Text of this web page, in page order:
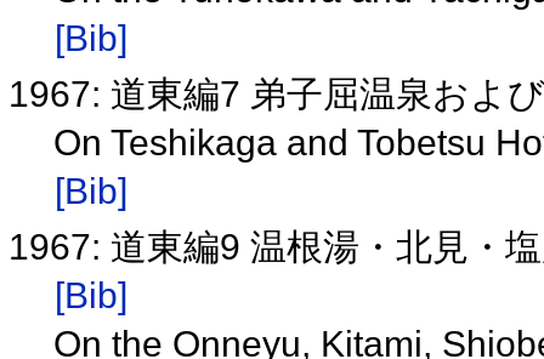
[Bib]
1967: 道東編7 弟子屈温泉およ
On Teshikaga and Tobetsu
[Bib]
1967: 道東編9 温根湯・北見・
[Bib]
On the Onneyu, Kitami,